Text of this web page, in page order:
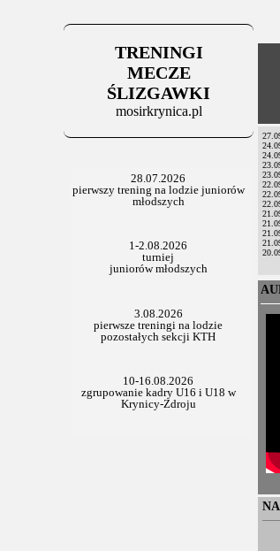
Za trzy tygodnie na lód
06.07.2025
Stowarzyszenie po Walnym
TRENINGI
MECZE
ŚLIZGAWKI
mosirkrynica.pl